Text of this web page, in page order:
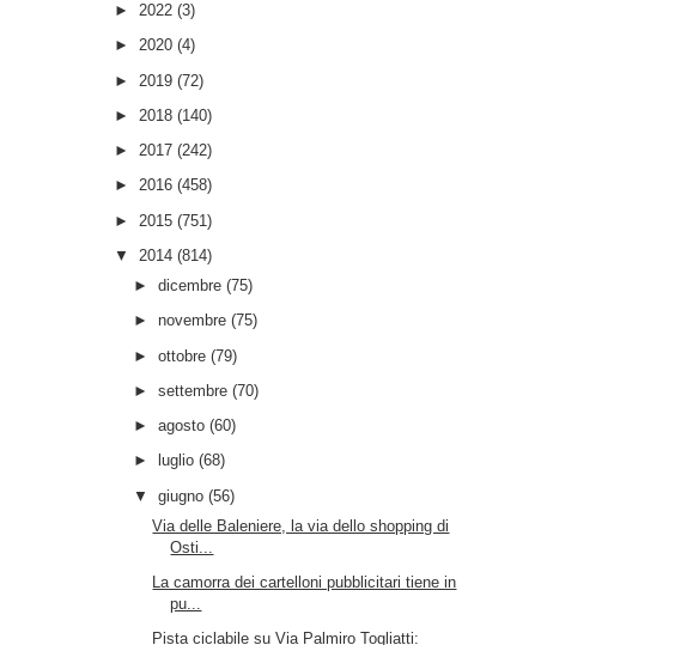
► 2022 (3)
► 2020 (4)
► 2019 (72)
► 2018 (140)
► 2017 (242)
► 2016 (458)
► 2015 (751)
▼ 2014 (814)
► dicembre (75)
► novembre (75)
► ottobre (79)
► settembre (70)
► agosto (60)
►
luglio (68)
▼ giugno (56)
Via delle Baleniere, la via dello shopping di
Osti...
La camorra dei cartelloni pubblicitari tiene in
pu...
Pista ciclabile su Via Palmiro Togliatti: